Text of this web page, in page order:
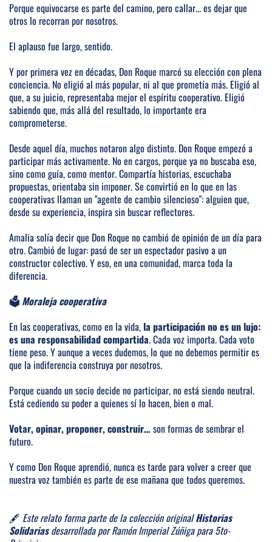
Porque equivocarse es parte del camino, pero callar... es dejar que
otros lo recorran por nosotros.
El aplauso fue largo, sentido.
Y por primera vez en décadas, Don Roque marcó su elección con plena
conciencia. No eligió al más popular, ni al que prometía más. Eligió al
que, a su juicio, representaba mejor el espíritu cooperativo. Eligió
sabiendo que, más allá del resultado, lo importante era
comprometerse.
Desde aquel día, muchos notaron algo distinto. Don Roque empezó a
participar más activamente. No en cargos, porque ya no buscaba eso,
sino como guía, como mentor. Compartía historias, escuchaba
propuestas, orientaba sin imponer. Se convirtió en lo que en las
cooperativas llaman un "agente de cambio silencioso": alguien que,
desde su experiencia, inspira sin buscar reflectores.
Amalia solía decir que Don Roque no cambió de opinión de un día para
otro. Cambió de lugar: pasó de ser un espectador pasivo a un
constructor colectivo. Y eso, en una comunidad, marca toda la
diferencia.
🗳️ Moraleja cooperativa
En las cooperativas, como en la vida, la participación no es un lujo:
es una responsabilidad compartida. Cada voz importa. Cada voto
tiene peso. Y aunque a veces dudemos, lo que no debemos permitir es
que la indiferencia construya por nosotros.
Porque cuando un socio decide no participar, no está siendo neutral.
Está cediendo su poder a quienes sí lo hacen, bien o mal.
Votar, opinar, proponer, construir…son formas de sembrar el
futuro.
Y como Don Roque aprendió, nunca es tarde para volver a creer que
nuestra voz también es parte de ese mañana que todos queremos.
🖋️ Este relato forma parte de la colección originalHistorias
Solidariasdesarrollada por Ramón Imperial Zúñiga para 5to-